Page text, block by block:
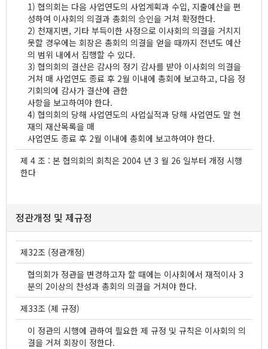
1) 협의회는 다음 사업연도의 사업계획과 수입, 지출예산을 편
성하여 이사회의 의결과 총회의 승인을 거쳐 확정한다.
2) 천재지변, 기타 부득이한 사정으로 이사회의 의결을 거치지
못할 경우에는 회장은 총회의 의결을 얻을 때까지 전년도 예산
의 범위 내에서 집행할 수 있다.
3) 협의회의 결산은 감사의 정기 감사를 받아 이사회의 의결을
거쳐 매 사업연도 종료 후 2월 이내에 총회에 보고하고, 다음 정
기회의에 감사가 결산에 관한
사항을 보고하여야 한다.
4) 협의회의 당해 사업연도의 사업실적과 당해 사업연도 말 현
재의 재산목록을 매
사업연도 종료 후 2월 이내에 총회에 보고하여야 한다.
제 4 조 : 본 협의회의 회칙은 2004 년 3 월 26 일부터 개정 시행
한다
정관개정 및 제규정
제32조 (정관개정)
협의회가 정관을 변경하고자 할 때에는 이사회에서 재적이사 3
분의 2이상의 찬성과 총회의 의결을 거쳐야 한다.
제33조 (제 규정)
이 정관의 시행에 관하여 필요한 제 규정 및 규칙은 이사회의 의
결을 거쳐 회장이 정한다.